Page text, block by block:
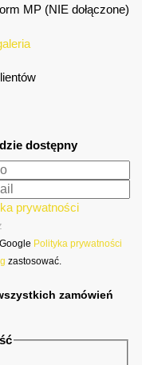
MP (NIE dołączone)
dostępny
prywatności
Polityka prywatności
zastosować.
zamówień